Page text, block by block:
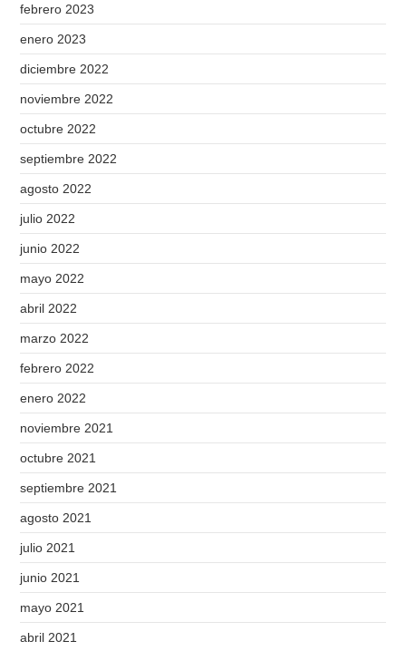
febrero 2023
enero 2023
diciembre 2022
noviembre 2022
octubre 2022
septiembre 2022
agosto 2022
julio 2022
junio 2022
mayo 2022
abril 2022
marzo 2022
febrero 2022
enero 2022
noviembre 2021
octubre 2021
septiembre 2021
agosto 2021
julio 2021
junio 2021
mayo 2021
abril 2021